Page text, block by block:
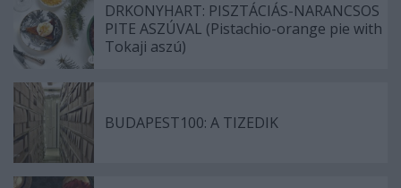
DRKONYHART: PISZTÁCIÁS-NARANCSOS
PITE ASZÚVAL (Pistachio-orange pie with
Tokaji aszú)
BUDAPEST100: A TIZEDIK